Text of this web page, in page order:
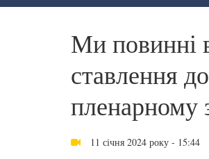
Ми повинні
ставлення
пленарному
11 січня 2024 року - 15:44